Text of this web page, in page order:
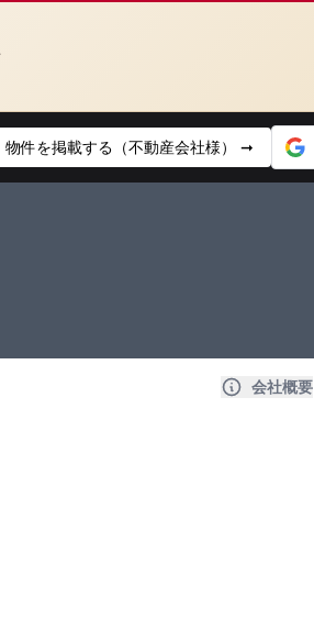
物件を掲載する（不動産会社様） ➞
会社概要